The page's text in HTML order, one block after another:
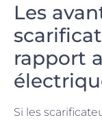
Les
rapport
Si les